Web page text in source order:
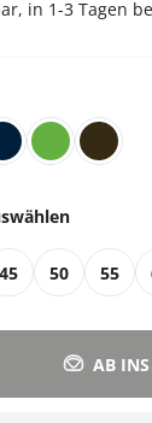
in 1-3 Tagen
45 50 55
AB